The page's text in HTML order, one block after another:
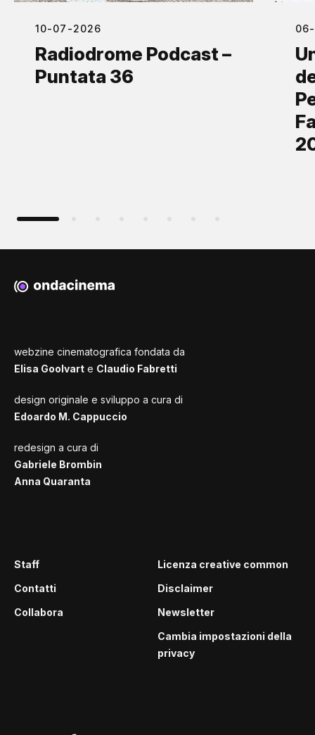
10-07-2026
Radiodrome Podcast –
Puntata 36
webzine cinematografica fondata da
Elisa Goolvart e Claudio Fabretti
design originale e sviluppo a cura di
Edoardo M. Cappuccio
redesign a cura di
Gabriele Brombin
Anna Quaranta
Staff
Contatti
Collabora
Licenza creative common
Disclaimer
Newsletter
Cambia impostazioni della
privacy